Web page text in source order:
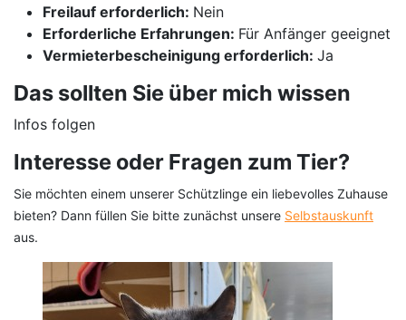
Freilauf erforderlich: Nein
Erforderliche Erfahrungen: Für Anfänger geeignet
Vermieterbescheinigung erforderlich: Ja
Das sollten Sie über mich wissen
Infos folgen
Interesse oder Fragen zum Tier?
Sie möchten einem unserer Schützlinge ein liebevolles Zuhause
bieten? Dann füllen Sie bitte zunächst unsere Selbstauskunft
aus.